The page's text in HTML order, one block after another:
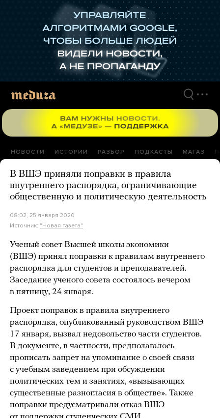
НОВОСТИ ИСТОРИИ РАЗБОР ПОДКАСТЫ МАГАЗ
В ВШЭ приняли поправки в правила
внутреннего распорядка, ограничивающие
общественную и политическую деятельность
08:02, 25 января 2020
Источник: "Новая газета"
Ученый совет Высшей школы экономики
(ВШЭ) принял поправки к правилам внутреннего
распорядка для студентов и преподавателей.
Заседание ученого совета состоялось вечером
в пятницу, 24 января.
Проект поправок в правила внутреннего
распорядка, опубликованный руководством ВШЭ
17 января, вызвал недовольство части студентов.
В документе, в частности, предполагалось
прописать запрет на упоминание о своей связи
с учебным заведением при обсуждении
политических тем и занятиях, «вызывающих
существенные разногласия в обществе». Также
поправки предусматривали отказ ВШЭ